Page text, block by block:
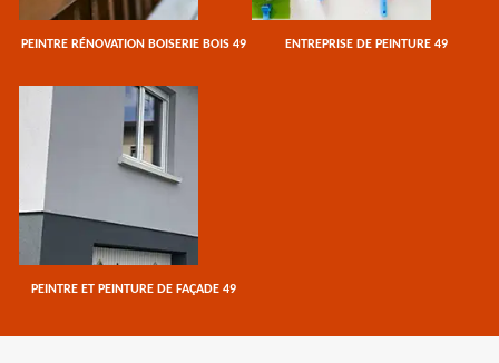
PEINTRE RÉNOVATION BOISERIE BOIS 49 ENTREPRISE DE PEINTURE 49
PEINTRE ET PEINTURE DE FAÇADE 49